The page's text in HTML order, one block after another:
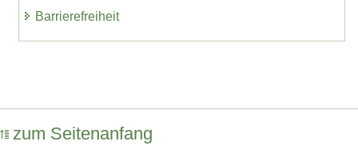
Barrierefreiheit
zum Seitenanfang